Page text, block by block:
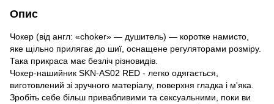
Опис
Чокер (від англ: «choker» — душитель) — коротке намисто,
яке щільно прилягає до шиї, оснащене регуляторами розміру.
Така прикраса має безліч різновидів.
Чокер-нашийник SKN-AS02 RED - легко одягається,
виготовлений зі зручного матеріалу, поверхня гладка і м'яка.
Зробіть себе більш привабливими та сексуальними, поки ви